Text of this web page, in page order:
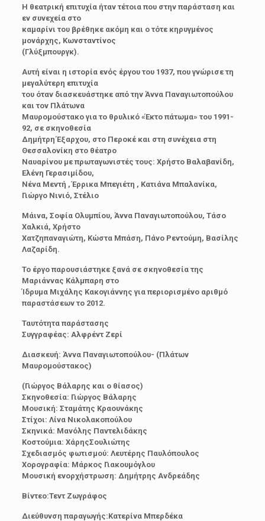
Η θεατρική επιτυχία ήταν τέτοια που στην παράσταση και
εν συνεχεία στο
καμαρίνι του βρέθηκε ακόμη και ο τότε κηρυγμένος
μονάρχης, Κωνσταντίνος
(Γλύξμπουργκ).
Αυτή είναι η ιστορία ενός έργου του 1937, που γνώρισε τη
μεγαλύτερη επιτυχία
του όταν διασκευάστηκε από την Άννα Παναγιωτοπούλου
και τον Πλάτωνα
Μαυρομούστακο για το θρυλικό «Έκτο πάτωμα» του 1991-
92, σε σκηνοθεσία
Δημήτρη Έξαρχου, στο Περοκέ και στη συνέχεια στη
Θεσσαλονίκη στο θέατρο
Ναυαρίνου με πρωταγωνιστές τους: Χρήστο Βαλαβανίδη,
Ελένη Γερασιμίδου,
Νένα Μεντή , Έρρικα Μπεγιέτη , Κατιάνα Μπαλανίκα,
Γιώργο Νινιό, Στέλιο
Μάινα, Σοφία Ολυμπίου, Άννα Παναγιωτοπούλου, Τάσο
Χαλκιά, Χρήστο
Χατζηπαναγιώτη, Κώστα Μπάση, Πάνο Ρεντούμη, Βασίλης
Λαζαρίδη.
Το έργο παρουσιάστηκε ξανά σε σκηνοθεσία της
Μαριάννας Κάλμπαρη στο
Ίδρυμα Μιχάλης Κακογιάννης για περιορισμένο αριθμό
παραστάσεων το 2012.
Ταυτότητα παράστασης
Συγγραφέας: Αλφρέντ Ζερί
Διασκευή: Άννα Παναγιωτοπούλου- (Πλάτων
Μαυρομούστακος)
(Γιώργος Βάλαρης και ο θίασος)
Σκηνοθεσία: Γιώργος Βάλαρης
Μουσική: Σταμάτης Κραουνάκης
Στίχοι: Λίνα Νικολακοπούλου
Σκηνικά: Μανόλης Παντελιδάκης
Κοστούμια: ΧάρηςΣουλιώτης
Σχεδιασμός φωτισμού: Λευτέρης Παυλόπουλος
Χορογραφία: Μάρκος Γιακουμόγλου
Μουσική ενορχήστρωση: Δημήτρης Ανδρεάδης
Βίντεο:Τεντ Ζωγράφος
Διεύθυνση παραγωγής:Κατερίνα Μπερδέκα